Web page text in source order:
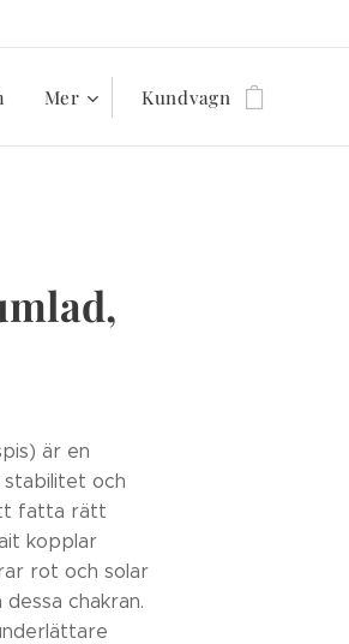
Mer Kundvagn
är en
stabilitet och
fatta rätt
kopplar
rot och solar
chakran.